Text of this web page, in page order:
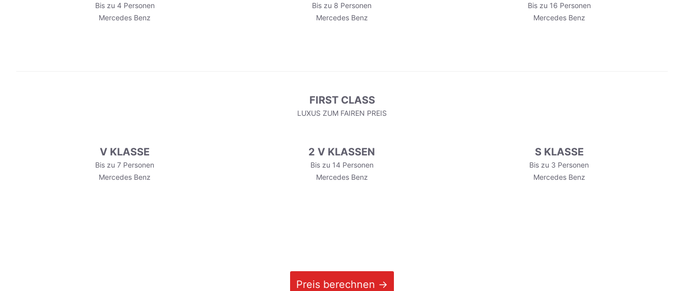
Bis zu 4 Personen
Mercedes Benz
Bis zu 8 Personen
Mercedes Benz
Bis zu 16 Personen
Mercedes Benz
FIRST CLASS
LUXUS ZUM FAIREN PREIS
V KLASSE
Bis zu 7 Personen
Mercedes Benz
2 V KLASSEN
Bis zu 14 Personen
Mercedes Benz
S KLASSE
Bis zu 3 Personen
Mercedes Benz
Preis berechnen →